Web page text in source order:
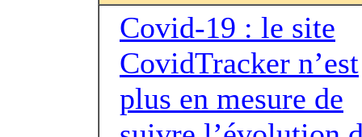
Covid-19 : le site
CovidTracker n’est
plus en mesure de